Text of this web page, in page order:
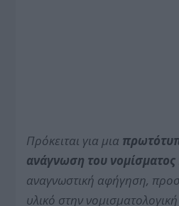
Πρόκειται για μια
ανάγνωση του νομίσματος
αναγνωστική αφήγηση,
υλικό στην